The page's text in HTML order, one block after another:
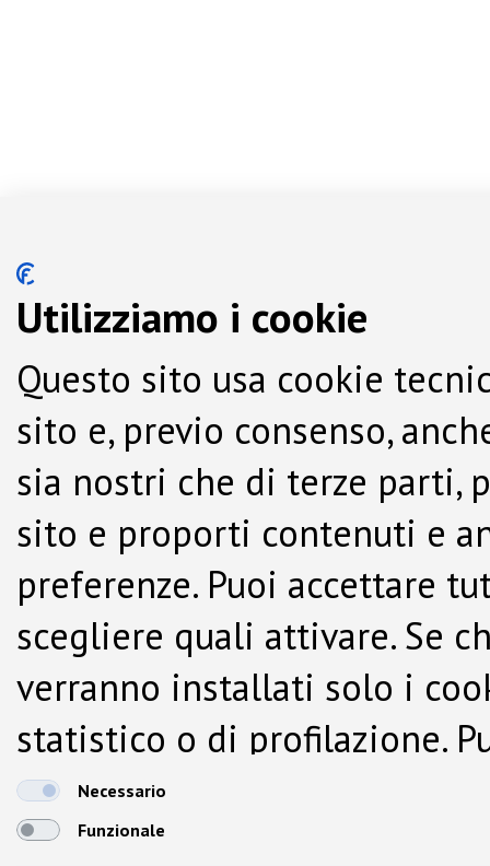
Utilizziamo i cookie
Questo sito usa cookie
sito e, previo consenso,
sia nostri che di terze parti,
sito e proporti contenuti e
preferenze. Puoi accettare
scegliere quali attivare. Se
verranno installati solo i
statistico o di profilazione.
dalla Cookie Policy.
Necessario
Funzionale